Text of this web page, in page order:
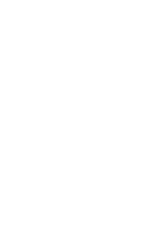
Daten auf Grundlage von
Im Falle einer
von Art. 49 Abs. 1 lit. a
eingewilligt haben,
zur Vertragserfüllung oder
Des Weiteren verarbeiten
Die
Dabei ist teilweise
Daten nur dann an
von Daten an